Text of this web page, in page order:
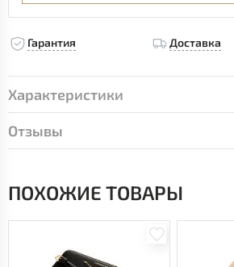
Гарантия Доставка
Характеристики
Отзывы
ПОХОЖИЕ ТОВАРЫ